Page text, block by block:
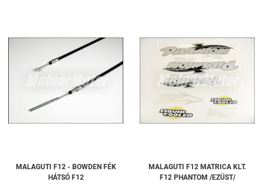
MALAGUTI F12 - BOWDEN FÉK
HÁTSÓ F12
MALAGUTI F12 MATRICA KLT.
F12 PHANTOM /EZÜST/